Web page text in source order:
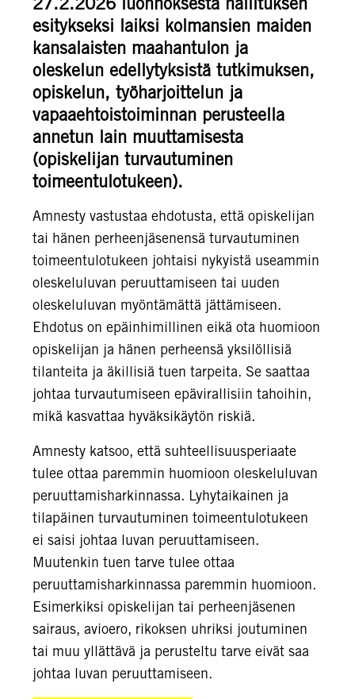
esitykseksi laiksi kolmansien maiden
kansalaisten maahantulon ja
oleskelun edellytyksistä tutkimuksen,
opiskelun, työharjoittelun ja
vapaaehtoistoiminnan perusteella
annetun lain muuttamisesta
(opiskelijan turvautuminen
toimeentulotukeen).
Amnesty vastustaa ehdotusta, että opiskelijan
tai hänen perheenjäsenensä turvautuminen
toimeentulotukeen johtaisi nykyistä useammin
oleskeluluvan peruuttamiseen tai uuden
oleskeluluvan myöntämättä jättämiseen.
Ehdotus on epäinhimillinen eikä ota huomioon
opiskelijan ja hänen perheensä yksilöllisiä
tilanteita ja äkillisiä tuen tarpeita. Se saattaa
johtaa turvautumiseen epävirallisiin tahoihin,
mikä kasvattaa hyväksikäytön riskiä.
Amnesty katsoo, että suhteellisuusperiaate
tulee ottaa paremmin huomioon oleskeluluvan
peruuttamisharkinnassa. Lyhytaikainen ja
tilapäinen turvautuminen toimeentulotukeen
ei saisi johtaa luvan peruuttamiseen.
Muutenkin tuen tarve tulee ottaa
peruuttamisharkinnassa paremmin huomioon.
Esimerkiksi opiskelijan tai perheenjäsenen
sairaus, avioero, rikoksen uhriksi joutuminen
tai muu yllättävä ja perusteltu tarve eivät saa
johtaa luvan peruuttamiseen.